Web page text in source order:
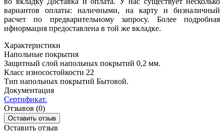
вариантов оплаты: наличными, на карту и бизналичный
расчет по предварительному запросу. Более подробная
ифнормация предоставлена в той же вкладке.
Характеристики
Напольные покрытия
Защитный слой напольных покрытий 0,2 мм.
Класс износостойкости 22
Тип напольных покрытий Бытовой.
Документация
Сертификат.
Отзывов (0)
Оставить отзыв
Оставить отзыв